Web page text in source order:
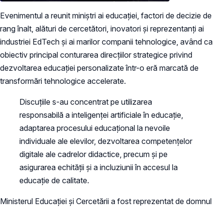
Evenimentul a reunit miniștri ai educației, factori de decizie de
rang înalt, alături de cercetători, inovatori și reprezentanți ai
industriei EdTech și ai marilor companii tehnologice, având ca
obiectiv principal conturarea direcțiilor strategice privind
dezvoltarea educației personalizate într-o eră marcată de
transformări tehnologice accelerate.
Discuțiile s-au concentrat pe utilizarea
responsabilă a inteligenței artificiale în educație,
adaptarea procesului educațional la nevoile
individuale ale elevilor, dezvoltarea competențelor
digitale ale cadrelor didactice, precum și pe
asigurarea echității și a incluziunii în accesul la
educație de calitate.
Ministerul Educației și Cercetării a fost reprezentat de domnul